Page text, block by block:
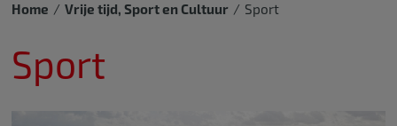
Home Vrije tijd, Sport en Cultuur Sport
Sport